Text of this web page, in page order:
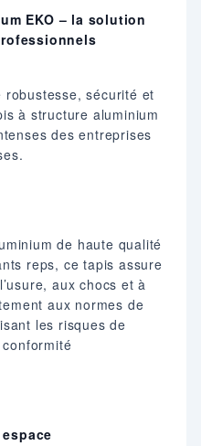
EKO – la solution
robustesse, sécurité et
à structure aluminium
des entreprises
de haute qualité
reps, ce tapis assure
aux chocs et à
aux normes de
les risques de